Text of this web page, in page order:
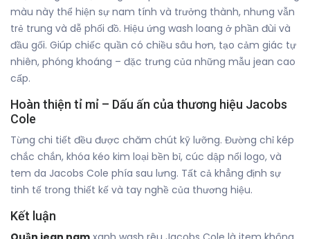
màu này thể hiện sự nam tính và trưởng thành, nhưng vẫn
trẻ trung và dễ phối đồ. Hiệu ứng wash loang ở phần đùi và
đầu gối. Giúp chiếc quần có chiều sâu hơn, tạo cảm giác tự
nhiên, phóng khoáng – đặc trưng của những mẫu jean cao
cấp.
Hoàn thiện tỉ mỉ – Dấu ấn của thương hiệu Jacobs
Cole
Từng chi tiết đều được chăm chút kỹ lưỡng. Đường chỉ kép
chắc chắn, khóa kéo kim loại bền bỉ, cúc dập nổi logo, và
tem da Jacobs Cole phía sau lưng. Tất cả khẳng định sự
tinh tế trong thiết kế và tay nghề của thương hiệu.
Kết luận